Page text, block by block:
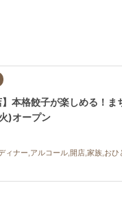
】本格餃子が楽しめる！
)オープン
ィナー,アルコール,開店,家族,おひ